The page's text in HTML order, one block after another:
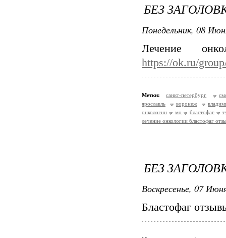
БЕЗ
Понедельник, 08
Лечение
https://ok.ru/
Метки: санкт-петербург
ярославль
воронеж
онкологии
мо бластофаг
лечение онкологии бластофаг
БЕЗ
Воскресенье, 07
Бластофаг